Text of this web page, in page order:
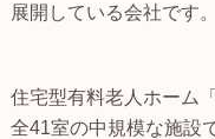
展開している会社です。
住宅型有料老人ホーム
全41室の中規模な施設